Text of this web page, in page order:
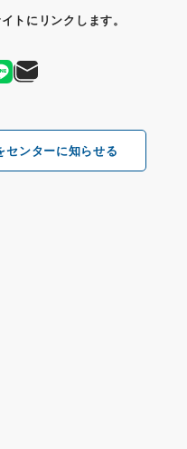
トにリンクします。
センターに知らせる